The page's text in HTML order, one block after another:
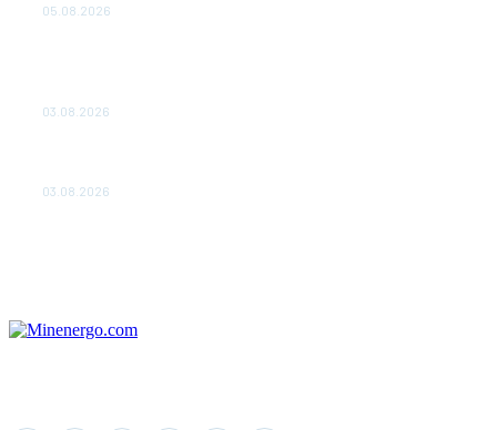
05.08.2026
03.08.2026
03.08.2026